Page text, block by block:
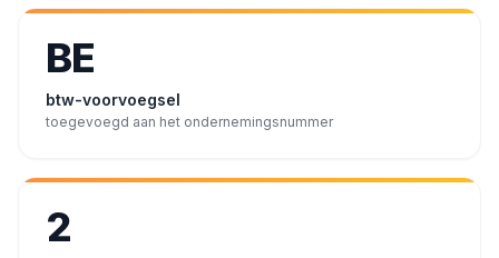
BE
btw-voorvoegsel
toegevoegd aan het ondernemingsnummer
2